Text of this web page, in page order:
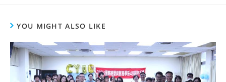
YOU MIGHT ALSO LIKE